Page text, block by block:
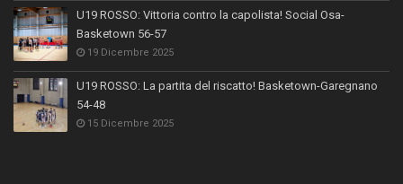
U19 ROSSO: Vittoria contro la capolista! Social Osa-
Basketown 56-57
19 Dicembre 2025
U19 ROSSO: La partita del riscatto! Basketown-Garegnano
54-48
15 Dicembre 2025